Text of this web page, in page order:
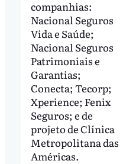
companhias:
Nacional Seguros
Vida e Saúde;
Nacional Seguros
Patrimoniais e
Garantias;
Conecta; Tecorp;
Xperience; Fenix
Seguros; e de
projeto de Clínica
Metropolitana das
Américas.